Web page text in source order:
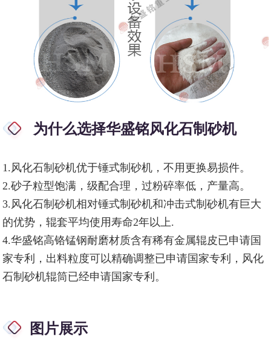
为什么选择华盛铭风化石制砂机
1.风化石制砂机优于锤式制砂机，不用更换易损件。
2.砂子粒型饱满，级配合理，过粉碎率低，产量高。
3.风化石制砂机相对锤式制砂机和冲击式制砂机有巨大
的优势，辊套平均使用寿命2年以上.
4.华盛铭高铬锰钢耐磨材质含有稀有金属辊皮已申请国
家专利，出料粒度可以精确调整已申请国家专利，风化
石制砂机辊筒已经申请国家专利。
图片展示